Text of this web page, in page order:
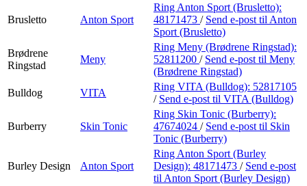
Brusletto Anton Sport
Ring Anton Sport (Brusletto):
48171473 / Send e-post til Anton
Sport (Brusletto)
Brødrene
Ringstad
Meny
Ring Meny (Brødrene Ringstad):
52811200 / Send e-post til Meny
(Brødrene Ringstad)
Bulldog
VITA
Ring VITA (Bulldog): 52817105
/ Send e-post til VITA (Bulldog)
Burberry Skin Tonic
Ring Skin Tonic (Burberry):
47674024 / Send e-post til Skin
Tonic (Burberry)
Burley Design Anton Sport
Ring Anton Sport (Burley
Design): 48171473 / Send e-post
til Anton Sport (Burley Design)